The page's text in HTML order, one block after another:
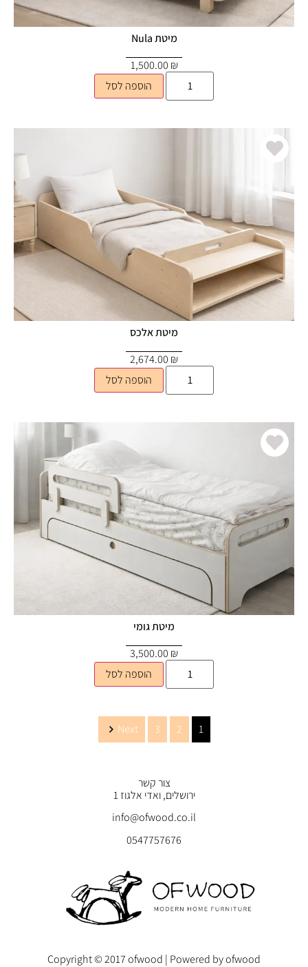
מיטת Nula
₪
הוספה לסל
מיטת אלכס
₪
הוספה לסל
מיטת גומי
₪
הוספה לסל
1
2
3
Next
צור קשר
ירושלים, ואדי אלגוז 1
info@ofwood.co.il
0547757676
Copyright © 2017 ofwood | Powered by ofwood